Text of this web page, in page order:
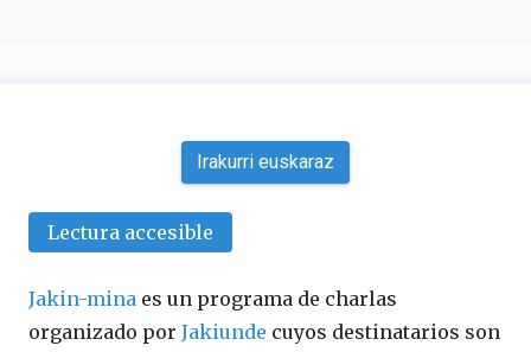
Irakurri euskaraz
Lectura accesible
Jakin-mina es un programa de charlas
organizado por Jakiunde cuyos destinatarios son